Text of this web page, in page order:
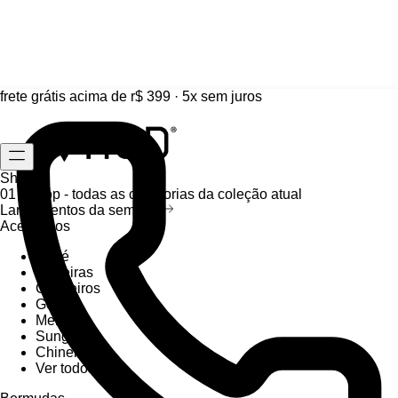
frete grátis acima de r$ 399 · 5x sem juros
Shop
01 /
Shop - todas as categorias da coleção atual
Lançamentos da semana
Acessórios
Boné
Carteiras
Chaveiros
Gorros
Meias
Sunga
Chinelos
Ver todos